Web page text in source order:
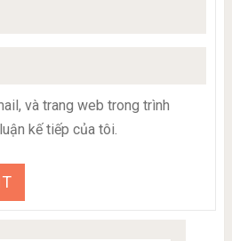
và trang web trong trình
kế tiếp của tôi.